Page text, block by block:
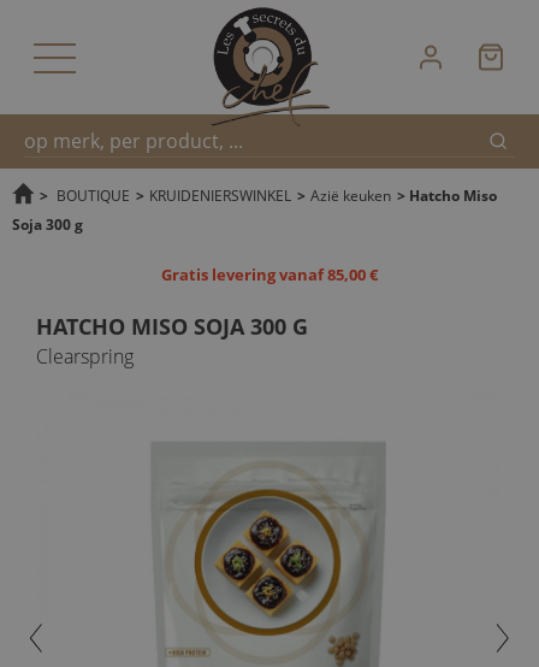
Snel
> BOUTIQUE > KRUIDENIERSWINKEL > Azië keuken > Hatcho Miso
Soja 300 g
Gratis levering vanaf 85,00 €
HATCHO MISO SOJA 300 G
Clearspring